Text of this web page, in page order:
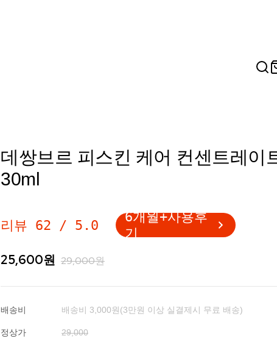
데쌍브르 피스킨 케어 컨센트레이
30ml
리뷰 62 / 5.0
6개월+사용후
기
25,600원 29,000원
배송비 배송비 3,000원(3만원 이상 실결제시 무료 배송)
정상가 29,000